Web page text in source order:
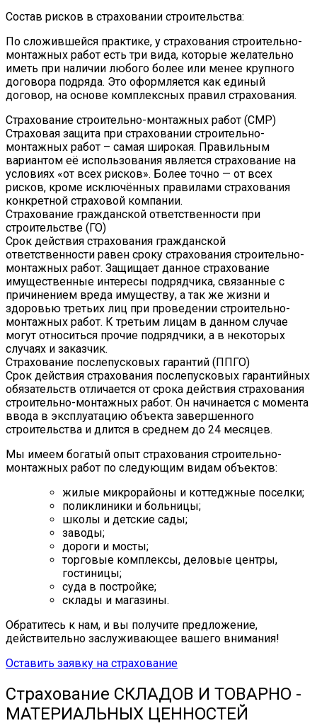
Состав рисков в страховании строительства:
По сложившейся практике, у страхования строительно-
монтажных работ есть три вида, которые желательно
иметь при наличии любого более или менее крупного
договора подряда. Это оформляется как единый
договор, на основе комплексных правил страхования.
Страхование строительно-монтажных работ (СМР)
Страховая защита при страховании строительно-
монтажных работ – самая широкая. Правильным
вариантом её использования является страхование на
условиях «от всех рисков». Более точно — от всех
рисков, кроме исключённых правилами страхования
конкретной страховой компании.
Страхование гражданской ответственности при
строительстве (ГО)
Срок действия страхования гражданской
ответственности равен сроку страхования строительно-
монтажных работ. Защищает данное страхование
имущественные интересы подрядчика, связанные с
причинением вреда имуществу, а так же жизни и
здоровью третьих лиц при проведении строительно-
монтажных работ. К третьим лицам в данном случае
могут относиться прочие подрядчики, а в некоторых
случаях и заказчик.
Страхование послепусковых гарантий (ППГО)
Срок действия страхования послепусковых гарантийных
обязательств отличается от срока действия страхования
строительно-монтажных работ. Он начинается с момента
ввода в эксплуатацию объекта завершенного
строительства и длится в среднем до 24 месяцев.
Мы имеем богатый опыт страхования строительно-
монтажных работ по следующим видам объектов:
жилые микрорайоны и коттеджные поселки;
поликлиники и больницы;
школы и детские сады;
заводы;
дороги и мосты;
торговые комплексы, деловые центры,
гостиницы;
суда в постройке;
склады и магазины.
Обратитесь к нам, и вы получите предложение,
действительно заслуживающее вашего внимания!
Оставить заявку на страхование
Страхование СКЛАДОВ И ТОВАРНО -
МАТЕРИАЛЬНЫХ ЦЕННОСТЕЙ